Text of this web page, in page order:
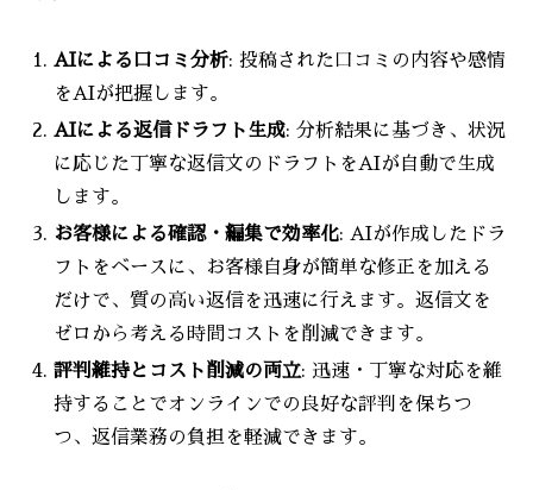
AIによる口コミ分析: 投稿された口コミの内容や感情
をAIが把握します。
AIによる返信ドラフト生成: 分析結果に基づき、状況
に応じた丁寧な返信文のドラフトをAIが自動で生成
します。
お客様による確認・編集で効率化: AIが作成したドラ
フトをベースに、お客様自身が簡単な修正を加える
だけで、質の高い返信を迅速に行えます。返信文を
ゼロから考える時間コストを削減できます。
評判維持とコスト削減の両立: 迅速・丁寧な対応を維
持することでオンラインでの良好な評判を保ちつ
つ、返信業務の負担を軽減できます。